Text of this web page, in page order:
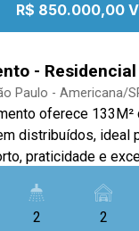
R$ 850.000,00 V
- Residencial
Paulo - Americana/
oferece 133M²
distribuídos, ideal
praticidade e
de jantar integradas,
para
2
2